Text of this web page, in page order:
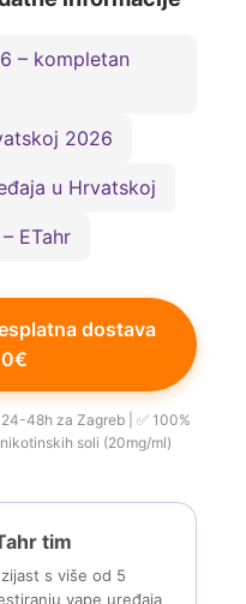
– kompletan
2026
u Hrvatskoj
ETahr
dostava
48h za Zagreb | ✅ 100%
soli (20mg/ml)
tim
s više od 5
vape uređaja